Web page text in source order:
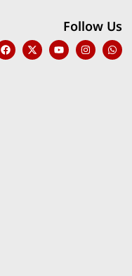
Follow Us